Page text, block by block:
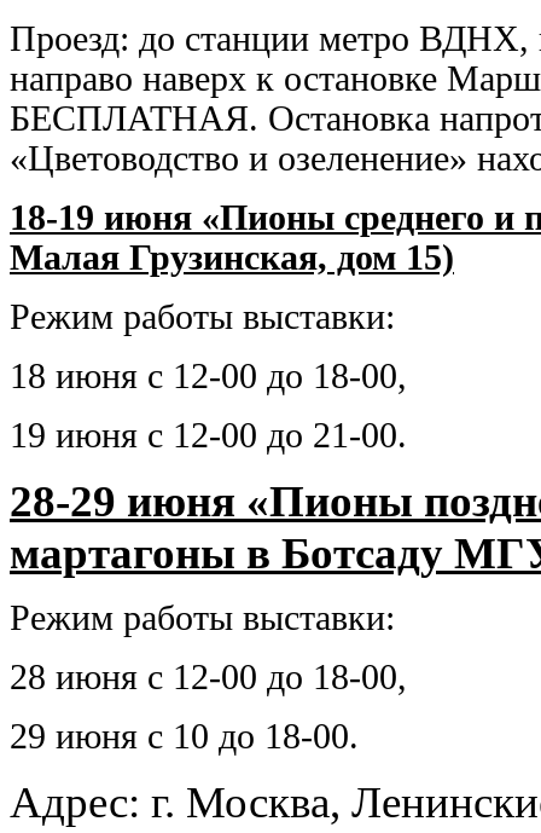
Проезд: до станции метро ВДНХ,
направо наверх к остановке
БЕСПЛАТНАЯ. Остановка
«Цветоводство и озеленение»
18-19 июня «Пионы среднего и
Малая Грузинская, дом 15)
Режим работы выставки:
18 июня с 12-00 до 18-00,
19 июня с 12-00 до 21-00.
28-29 июня «Пионы
мартагоны в Ботсаду
Режим работы выставки:
28 июня с 12-00 до 18-00,
29 июня с 10 до 18-00.
Адрес: г. Москва,